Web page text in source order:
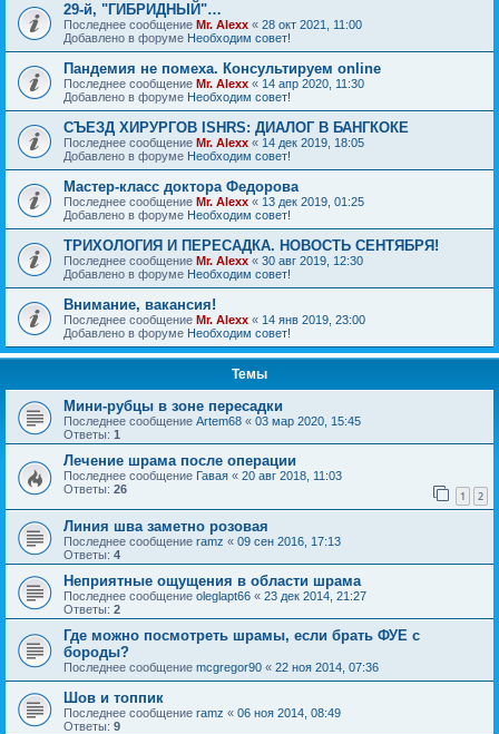
29-й, "ГИБРИДНЫЙ"…
Последнее сообщение Mr. Alexx « 28 окт 2021, 11:00
Добавлено в форуме Необходим совет!
Пандемия не помеха. Консультируем online
Последнее сообщение Mr. Alexx « 14 апр 2020, 11:30
Добавлено в форуме Необходим совет!
СЪЕЗД ХИРУРГОВ ISHRS: ДИАЛОГ В БАНГКОКЕ
Последнее сообщение Mr. Alexx « 14 дек 2019, 18:05
Добавлено в форуме Необходим совет!
Мастер-класс доктора Федорова
Последнее сообщение Mr. Alexx « 13 дек 2019, 01:25
Добавлено в форуме Необходим совет!
ТРИХОЛОГИЯ И ПЕРЕСАДКА. НОВОСТЬ СЕНТЯБРЯ!
Последнее сообщение Mr. Alexx « 30 авг 2019, 12:30
Добавлено в форуме Необходим совет!
Внимание, вакансия!
Последнее сообщение Mr. Alexx « 14 янв 2019, 23:00
Добавлено в форуме Необходим совет!
Темы
Мини-рубцы в зоне пересадки
Последнее сообщение Artem68 « 03 мар 2020, 15:45
Ответы: 1
Лечение шрама после операции
Последнее сообщение Гавая « 20 авг 2018, 11:03
Ответы: 26 1 2
Линия шва заметно розовая
Последнее сообщение ramz « 09 сен 2016, 17:13
Ответы: 4
Неприятные ощущения в области шрама
Последнее сообщение oleglapt66 « 23 дек 2014, 21:27
Ответы: 2
Где можно посмотреть шрамы, если брать ФУЕ с
бороды?
Последнее сообщение mcgregor90 « 22 ноя 2014, 07:36
Шов и топпик
Последнее сообщение ramz « 06 ноя 2014, 08:49
Ответы: 9